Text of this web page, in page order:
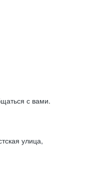
с вами.
улица,